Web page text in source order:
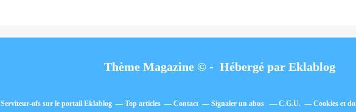
Thème Magazine © - Hébergé par Eklablog
Serviteur-ofssur le portail Eklablog Top articles Contact Signaler un abus C.G.U. Cookies et